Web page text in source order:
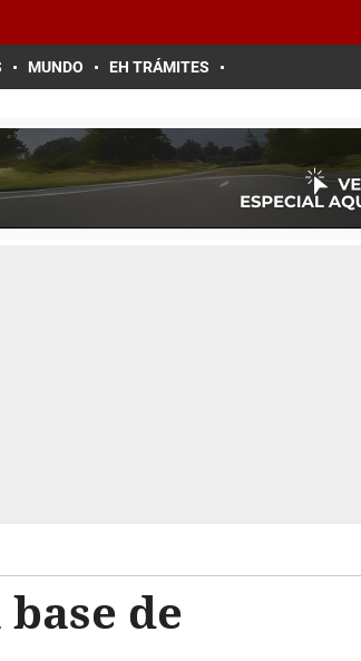
MUNDO EH TRÁMITES
de